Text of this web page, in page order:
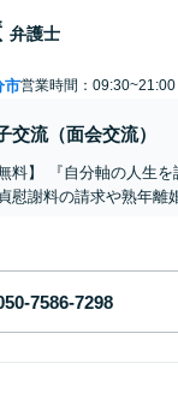
弁護士
市営業時間：09:30~21:00
交流（面会交流）
無料】 『自分軸の人生
慰謝料の請求や熟年離